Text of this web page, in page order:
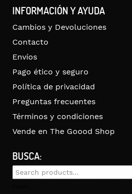
INFORMACIÓN Y AYUDA
Cambios y Devoluciones
Contacto
Envíos
Pago ético y seguro
Política de privacidad
Preguntas frecuentes
Términos y condiciones
Vende en The Goood Shop
BUSCA:
Search